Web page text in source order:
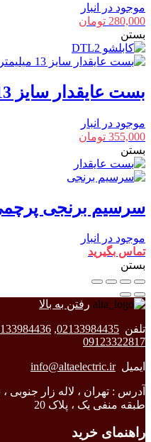
موجود در انبار
280,000 تومان
بستن
بست عایقدار سایز 13
موجود در انبار
355,000 تومان
بستن
سرسیم برنجی
موجود در انبار
تماس بگیرید
بستن
رفتن به بالا
تلفن 02133984435
,
09123322817
ایمیلinfo@altaelectric.ir
آدرس : تهران ، لاله زار جنوبی
طبقه منفی یک ، پلاک 20
راهنمای خرید